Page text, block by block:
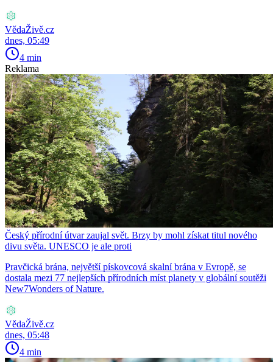
VědaŽivě.cz
dnes, 05:49
4 min
Reklama
Český přírodní útvar zaujal svět. Brzy by mohl získat titul nového
divu světa. UNESCO je ale proti
Pravčická brána, největší pískovcová skalní brána v Evropě, se
dostala mezi 77 nejlepších přírodních míst planety v globální soutěži
New7Wonders of Nature.
VědaŽivě.cz
dnes, 05:48
4 min